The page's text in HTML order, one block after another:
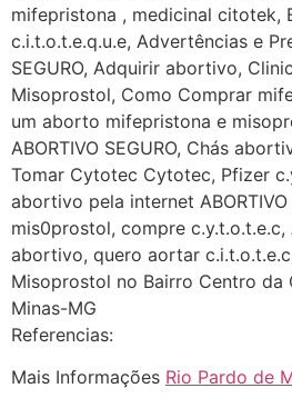
mifepristona , medicinal citotek,
c.i.t.o.t.e.q.u.e, Advertências e
SEGURO, Adquirir abortivo,
Misoprostol, Como Comprar
um aborto mifepristona e
ABORTIVO SEGURO, Chás
Tomar Cytotec Cytotec, Pfizer
abortivo pela internet ABORTIVO
mis0prostol, compre
abortivo, quero aortar
Misoprostol no Bairro Centro da
Minas-MG
Referencias:
Mais Informações Rio Pardo de
http://
Deve ser normal
22/05/2026
http://
Eu acho, não
22/05/2026
http://